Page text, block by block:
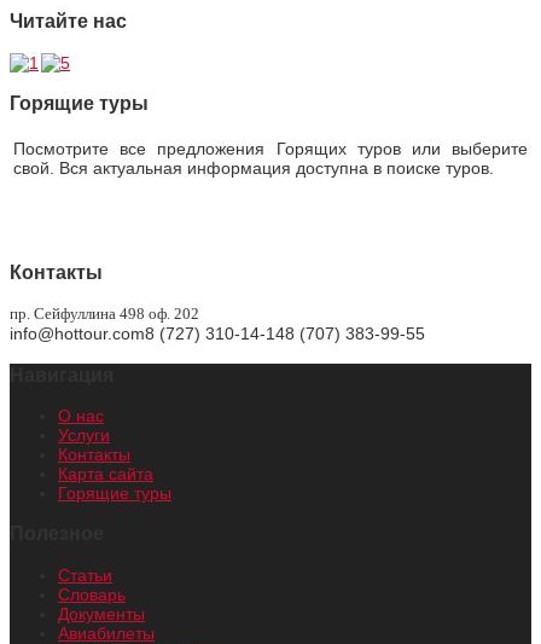
Читайте нас
Горящие туры
Посмотрите все предложения Горящих туров или выберите
свой. Вся актуальная информация доступна в поиске туров.
Контакты
пр. Сейфуллина 498 оф. 202
info@hottour.com8 (727) 310-14-148 (707) 383-99-55
О нас
Услуги
Контакты
Карта сайта
Горящие туры
Статьи
Словарь
Документы
Авиабилеты